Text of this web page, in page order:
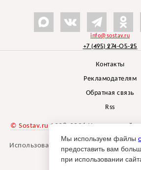
info@sostav.ru
+7 (495) 274-05-25
Контакты
Рекламодателям
Обратная связь
Rss
© Sostav.ru 1998-2026 Независимый
агентства Depot
Использование материалов Sostav.ru
указании источника.
Мы используем файлы
предоставить вам
при использовании